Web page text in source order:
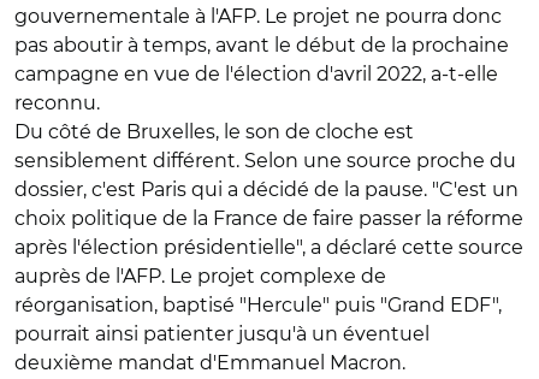
gouvernementale à l'AFP. Le projet ne pourra donc
pas aboutir à temps, avant le début de la prochaine
campagne en vue de l'élection d'avril 2022, a-t-elle
reconnu.
Du côté de Bruxelles, le son de cloche est
sensiblement différent. Selon une source proche du
dossier, c'est Paris qui a décidé de la pause. "C'est un
choix politique de la France de faire passer la réforme
après l'élection présidentielle", a déclaré cette source
auprès de l'AFP. Le projet complexe de
réorganisation, baptisé "Hercule" puis "Grand EDF",
pourrait ainsi patienter jusqu'à un éventuel
deuxième mandat d'Emmanuel Macron.